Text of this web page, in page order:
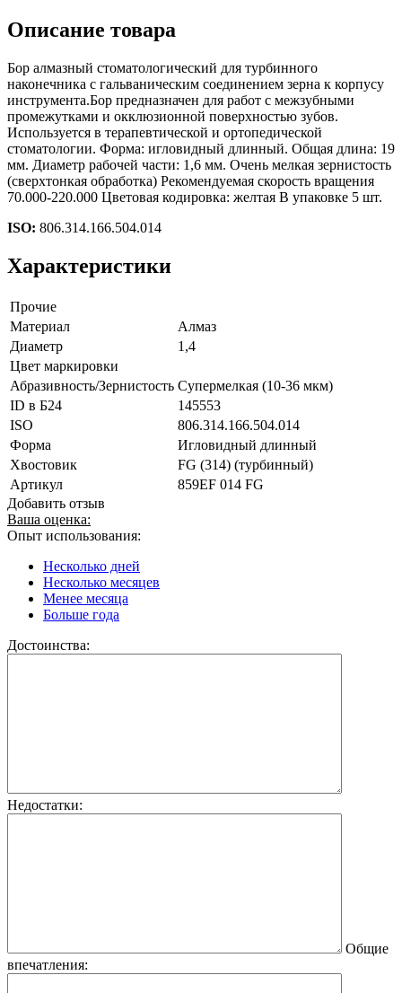
Описание товара
Бор алмазный стоматологический для турбинного
наконечника с гальваническим соединением зерна к корпусу
инструмента.Бор предназначен для работ с межзубными
промежутками и окклюзионной поверхностью зубов.
Используется в терапевтической и ортопедической
стоматологии. Форма: игловидный длинный. Общая длина: 19
мм. Диаметр рабочей части: 1,6 мм. Очень мелкая зернистость
(сверхтонкая обработка) Рекомендуемая скорость вращения
70.000-220.000 Цветовая кодировка: желтая В упаковке 5 шт.
ISO: 806.314.166.504.014
Характеристики
Прочие
Материал
Алмаз
Диаметр
1,4
Цвет маркировки
Абразивность/Зернистость Супермелкая (10-36 мкм)
ID в Б24
145553
ISO
806.314.166.504.014
Форма
Игловидный длинный
Хвостовик
FG (314) (турбинный)
Артикул
859EF 014 FG
Добавить отзыв
Ваша оценка:
Опыт использования:
Несколько дней
Несколько месяцев
Менее месяца
Больше года
Достоинства:
Недостатки:
Общие
впечатления: